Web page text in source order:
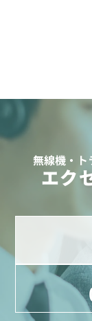
無線機・ト
エク